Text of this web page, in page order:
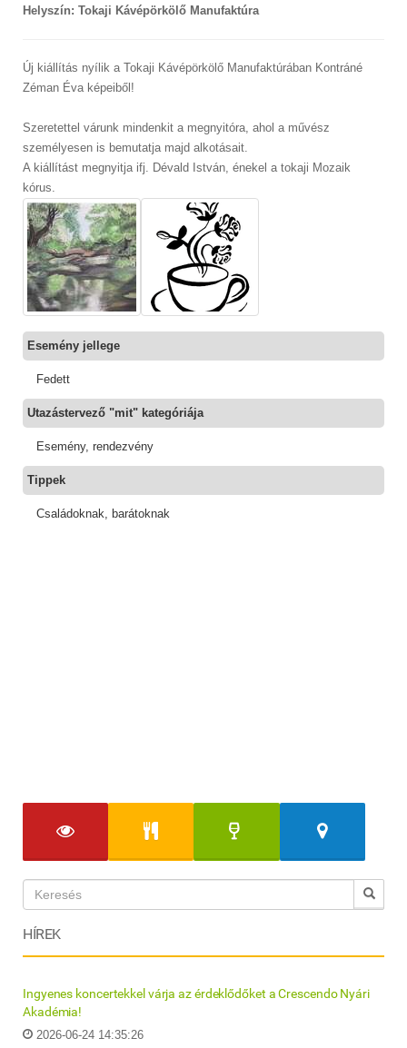
Helyszín: Tokaji Kávépörkölő Manufaktúra
Új kiállítás nyílik a Tokaji Kávépörkölő Manufaktúrában Kontráné
Zéman Éva képeiből!
Szeretettel várunk mindenkit a megnyitóra, ahol a művész
személyesen is bemutatja majd alkotásait.
A kiállítást megnyitja ifj. Dévald István, énekel a tokaji Mozaik
kórus.
Esemény jellege
Fedett
Utazástervező "mit" kategóriája
Esemény, rendezvény
Tippek
Családoknak, barátoknak
HÍREK
Ingyenes koncertekkel várja az érdeklődőket a Crescendo Nyári
Akadémia!
2026-06-24 14:35:26